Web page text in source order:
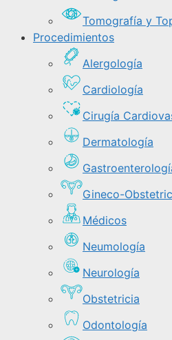
Tomografía y
Procedimientos
Alergología
Cardiología
Cirugía
Dermatología
Gineco-
Médicos
Neumología
Neurología
Obstetricia
Odontología